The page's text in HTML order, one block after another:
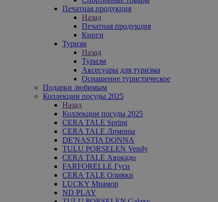
Печатная продукция
Назад
Печатная продукция
Книги
Туризм
Назад
Туризм
Аксесуары для туризма
Оснащение туристическое
Подарки любимым
Коллекции посуды 2025
Назад
Коллекции посуды 2025
CERA TALE Spring
CERA TALE Лимоны
DE'NASTIA DONNA
TULU PORSELEN Vendy
CERA TALE Авокадо
FARFORELLE Гуси
CERA TALE Оливки
LUCKY Мрамор
ND PLAY